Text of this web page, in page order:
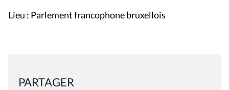
Lieu : Parlement francophone bruxellois
PARTAGER